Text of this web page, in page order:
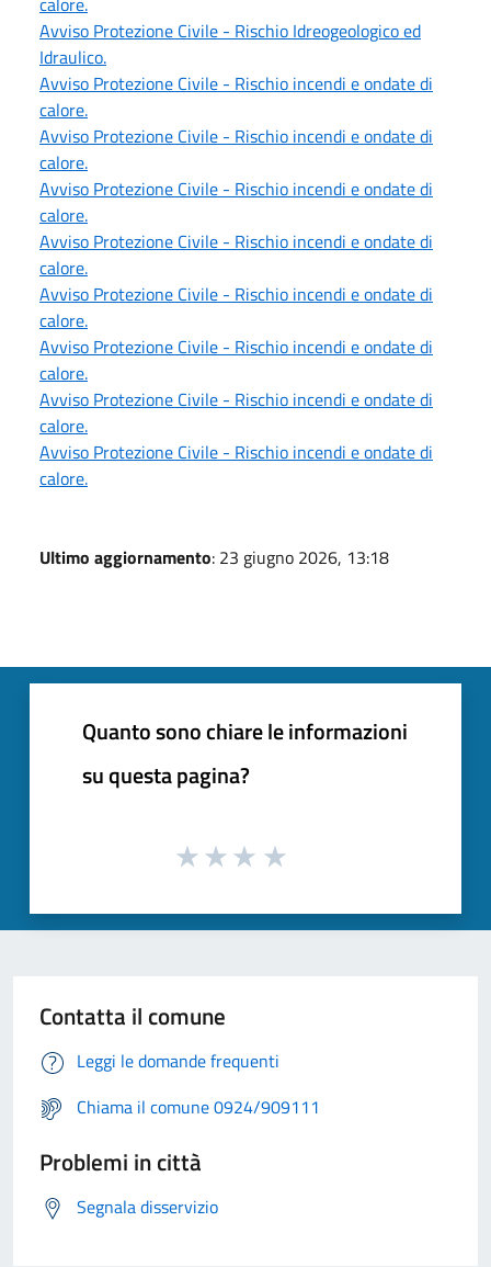
Avviso Protezione Civile - Rischio Idreogeologico ed
Idraulico.
Avviso Protezione Civile - Rischio incendi e ondate di
calore.
Avviso Protezione Civile - Rischio incendi e ondate di
calore.
Avviso Protezione Civile - Rischio incendi e ondate di
calore.
Avviso Protezione Civile - Rischio incendi e ondate di
calore.
Avviso Protezione Civile - Rischio incendi e ondate di
calore.
Avviso Protezione Civile - Rischio incendi e ondate di
calore.
Avviso Protezione Civile - Rischio incendi e ondate di
calore.
Avviso Protezione Civile - Rischio incendi e ondate di
calore.
Ultimo aggiornamento: 23 giugno 2026, 13:18
Quanto sono chiare le informazioni
su questa pagina?
Contatta il comune
Leggi le domande frequenti
Chiama il comune 0924/909111
Problemi in città
Segnala disservizio